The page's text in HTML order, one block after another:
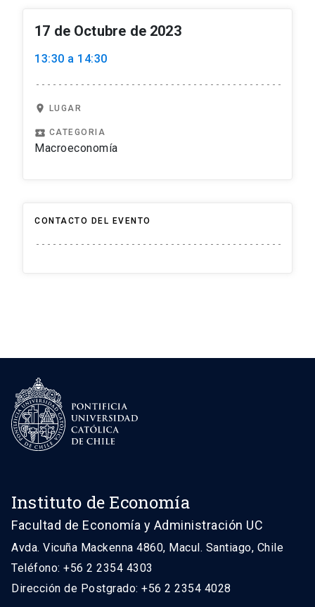
17 de Octubre de 2023
13:30 a 14:30
location_on LUGAR
local_play CATEGORIA
Macroeconomía
CONTACTO DEL EVENTO
Instituto de Economía
Facultad de Economía y Administración UC
Avda. Vicuña Mackenna 4860, Macul. Santiago, Chile
Teléfono: +56 2 2354 4303
Dirección de Postgrado: +56 2 2354 4028